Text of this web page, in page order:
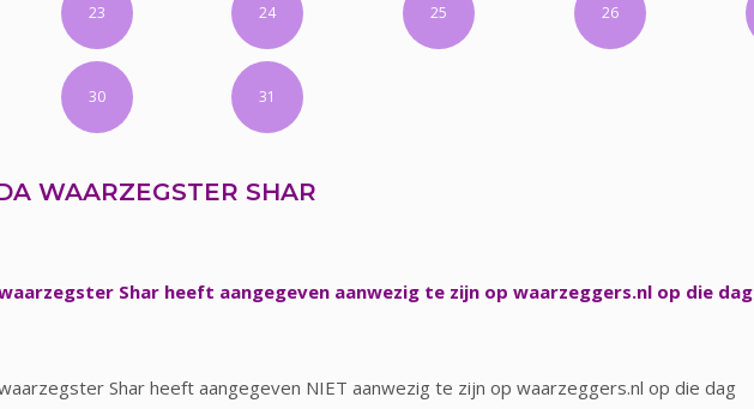
23 24 25 26
30 31
WAARZEGSTER SHAR
Shar heeft aangegeven aanwezig te zijn op waarzeggers.nl op die dag
Shar heeft aangegeven NIET aanwezig te zijn op waarzeggers.nl op die dag